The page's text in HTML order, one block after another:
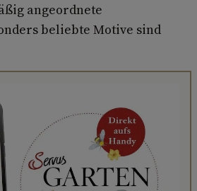
angeordnete
beliebte Motive sind